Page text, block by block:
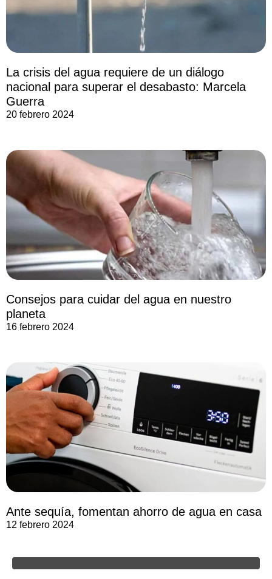
La crisis del agua requiere de un diálogo
nacional para superar el desabasto: Marcela
Guerra
20 febrero 2024
Consejos para cuidar del agua en nuestro
planeta
16 febrero 2024
Ante sequía, fomentan ahorro de agua en casa
12 febrero 2024